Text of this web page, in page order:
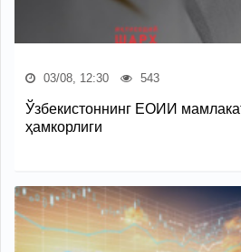
03/08, 12:30 543
Ўзбекистоннинг ЕОИИ
ҳамкорлиги